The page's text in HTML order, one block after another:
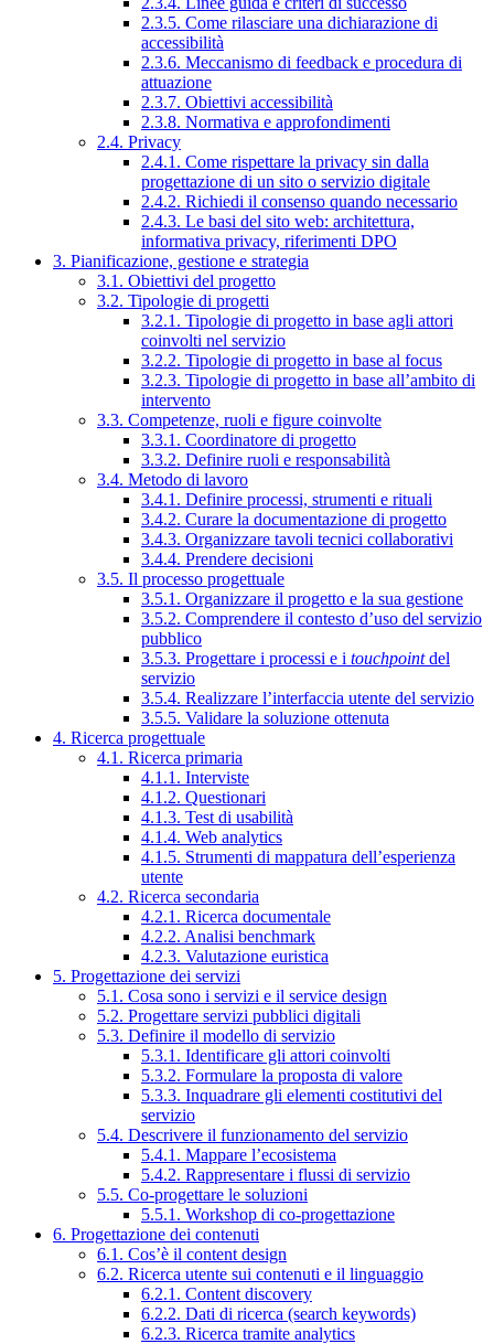
2.3.5. Come rilasciare una dichiarazione di
accessibilità
2.3.6. Meccanismo di feedback e procedura di
attuazione
2.3.7. Obiettivi accessibilità
2.3.8. Normativa e approfondimenti
2.4. Privacy
2.4.1. Come rispettare la privacy sin dalla
progettazione di un sito o servizio digitale
2.4.2. Richiedi il consenso quando necessario
2.4.3. Le basi del sito web: architettura,
informativa privacy, riferimenti DPO
3. Pianificazione, gestione e strategia
3.1. Obiettivi del progetto
3.2. Tipologie di progetti
3.2.1. Tipologie di progetto in base agli attori
coinvolti nel servizio
3.2.2. Tipologie di progetto in base al focus
3.2.3. Tipologie di progetto in base all’ambito di
intervento
3.3. Competenze, ruoli e figure coinvolte
3.3.1. Coordinatore di progetto
3.3.2. Definire ruoli e responsabilità
3.4. Metodo di lavoro
3.4.1. Definire processi, strumenti e rituali
3.4.2. Curare la documentazione di progetto
3.4.3. Organizzare tavoli tecnici collaborativi
3.4.4. Prendere decisioni
3.5. Il processo progettuale
3.5.1. Organizzare il progetto e la sua gestione
3.5.2. Comprendere il contesto d’uso del servizio
pubblico
3.5.3. Progettare i processi e i touchpointdel
servizio
3.5.4. Realizzare l’interfaccia utente del servizio
3.5.5. Validare la soluzione ottenuta
4. Ricerca progettuale
4.1. Ricerca primaria
4.1.1. Interviste
4.1.2. Questionari
4.1.3. Test di usabilità
4.1.4. Web analytics
4.1.5. Strumenti di mappatura dell’esperienza
utente
4.2. Ricerca secondaria
4.2.1. Ricerca documentale
4.2.2. Analisi benchmark
4.2.3. Valutazione euristica
5. Progettazione dei servizi
5.1. Cosa sono i servizi e il service design
5.2. Progettare servizi pubblici digitali
5.3. Definire il modello di servizio
5.3.1. Identificare gli attori coinvolti
5.3.2. Formulare la proposta di valore
5.3.3. Inquadrare gli elementi costitutivi del
servizio
5.4. Descrivere il funzionamento del servizio
5.4.1. Mappare l’ecosistema
5.4.2. Rappresentare i flussi di servizio
5.5. Co-progettare le soluzioni
5.5.1. Workshop di co-progettazione
6. Progettazione dei contenuti
6.1. Cos’è il content design
6.2. Ricerca utente sui contenuti e il linguaggio
6.2.1. Content discovery
6.2.2. Dati di ricerca (search keywords)
6.2.3. Ricerca tramite analytics